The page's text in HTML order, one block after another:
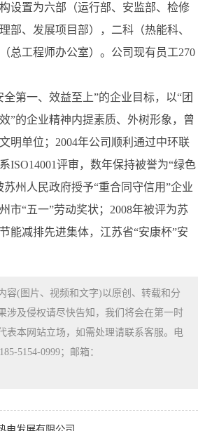
设置为六部（运行部、安监部、检修
部、发展项目部），二科（热能科、
总工程师办公室）。公司现有员工270
第一、效益至上”的企业目标，以“团
”的企业精神内提素质、外树形象，曾
明单位；2004年公司顺利通过中环联
ISO14001评审，数年保持被誉为“绿色
苏州人民政府授予“重合同守信用”企业
市“五一”劳动奖状；2008年被评为苏
能减排先进集体，江苏省“安康杯”安
容(图片、视频和文字)以原创、转载和分
涉及侵权请尽快告知，我们将会在第一时
表本网站立场，如需处理请联系客服。电
5154-0999；邮箱：